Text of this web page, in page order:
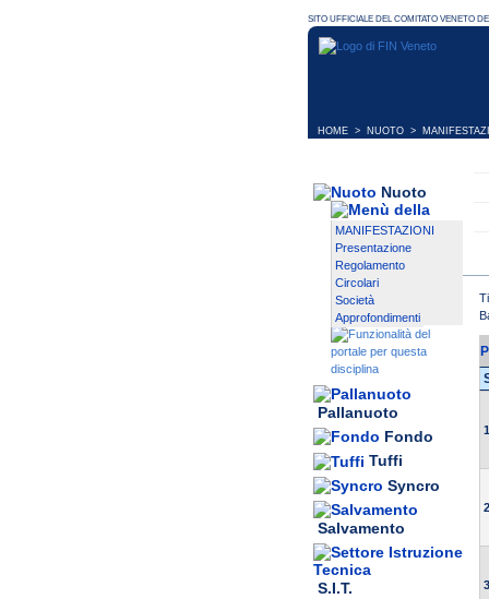
HOME > NUOTO >
Nuoto
MANIFESTAZIONI
Presentazione
Regolamento
Circolari
Società
Approfondimenti
Pallanuoto
Fondo
Tuffi
Syncro
Salvamento
S.I.T.